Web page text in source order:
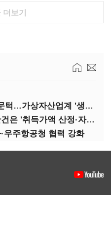
더보기
높아진 부채비율 200% 문턱…가상자산업계 '생존 시험대'
내년 코인 과세 강행…관건은 '취득가액 산정·자산 이동'
우주항공청 협력 강화